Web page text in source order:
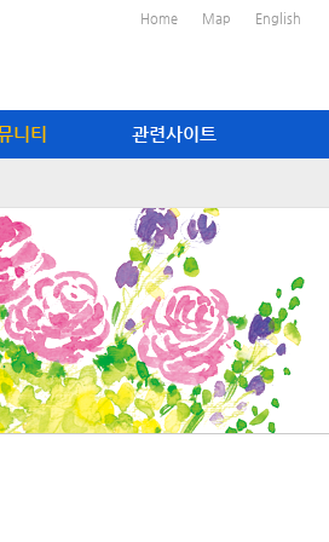
Home Map English
니티 관련사이트